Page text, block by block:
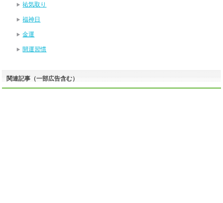
祐気取り
福神日
金運
開運習慣
関連記事（一部広告含む）